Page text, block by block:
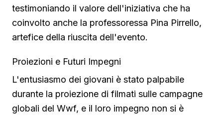
testimoniando il valore dell'iniziativa che ha
coinvolto anche la professoressa Pina Pirrello,
artefice della riuscita dell'evento.
Proiezioni e Futuri Impegni
L'entusiasmo dei giovani è stato palpabile
durante la proiezione di filmati sulle campagne
globali del Wwf, e il loro impegno non si è